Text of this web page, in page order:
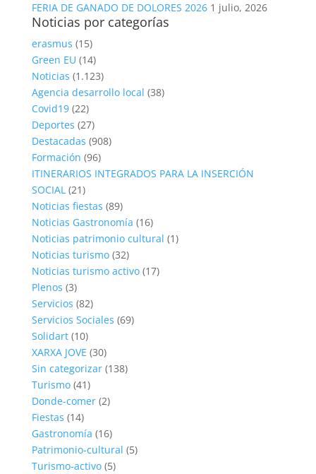
FERIA DE GANADO DE DOLORES 2026 1 julio, 2026
Noticias por categorías
erasmus (15)
Green EU (14)
Noticias (1.123)
Agencia desarrollo local (38)
Covid19(22)
Deportes (27)
Destacadas (908)
Formación (96)
ITINERARIOS INTEGRADOS PARA LA INSERCIÓN
SOCIAL(21)
Noticias fiestas (89)
Noticias Gastronomía (16)
Noticias patrimonio cultural (1)
Noticias turismo(32)
Noticias turismo activo(17)
Plenos (3)
Servicios (82)
Servicios Sociales (69)
Solidart(10)
XARXA JOVE (30)
Sin categorizar(138)
Turismo(41)
Donde-comer(2)
Fiestas (14)
Gastronomía (16)
Patrimonio-cultural (5)
Turismo-activo(5)